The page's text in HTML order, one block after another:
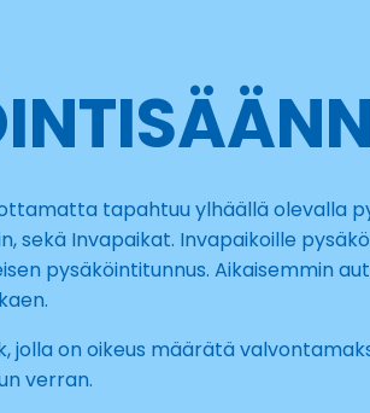
tapahtuu ylhäällä olevalla
sekä Invapaikat. Invapaikoille
pysäköintitunnus. Aikaisemmin
jolla on oikeus määrätä
verran.